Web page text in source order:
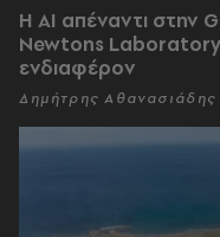
Η AI απέναντι στην
Newtons Laboratory
ενδιαφέρον
Δημήτρης Αθανασιάδης